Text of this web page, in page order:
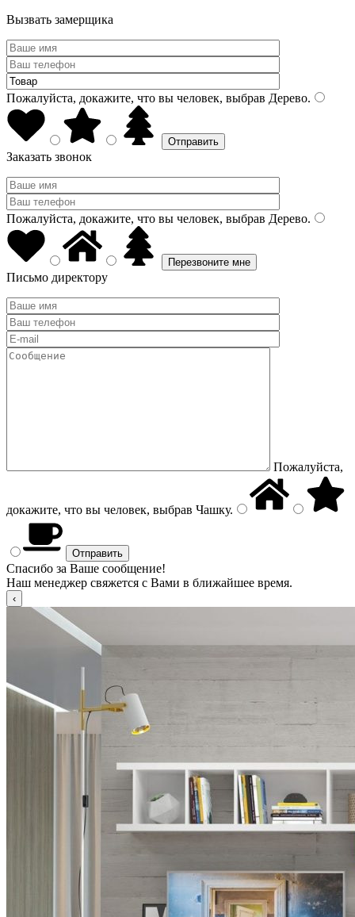
Вызвать замерщика
Пожалуйста, докажите, что вы человек, выбрав Дерево.
Заказать звонок
Пожалуйста, докажите, что вы человек, выбрав Дерево.
Письмо директору
Пожалуйста,
докажите, что вы человек, выбрав Чашку.
Спасибо за Ваше сообщение!
Наш менеджер свяжется с Вами в ближайшее время.